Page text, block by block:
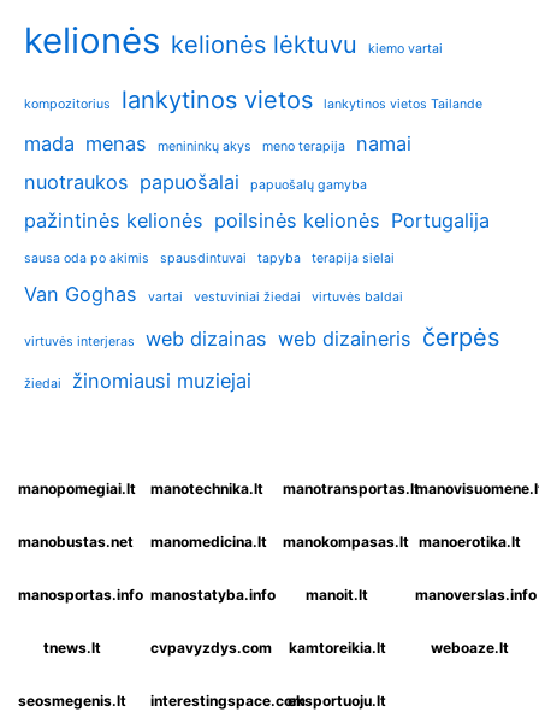
kelionės kelionės lėktuvu kiemo vartai
kompozitorius lankytinos vietos lankytinos vietos Tailande
mada menas menininkų akys meno terapija
namai
nuotraukos papuošalai papuošalų gamyba
pažintinės kelionės poilsinės kelionės Portugalija
sausa oda po akimis spausdintuvai tapyba terapija sielai
Van Goghas vartai vestuviniai žiedai virtuvės baldai
virtuvės interjeras web dizainas web dizaineris čerpės
žiedai žinomiausi muziejai
manopomegiai.lt manotechnika.lt manotransportas.lt
manobustas.net manomedicina.lt manokompasas.lt manoerotika.lt
manosportas.info manostatyba.info manoit.lt manoverslas.info
tnews.lt cvpavyzdys.com kamtoreikia.lt weboaze.lt
seosmegenis.lt interestingspace.comeksportuoju.lt